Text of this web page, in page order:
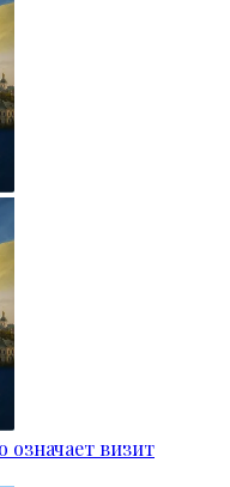
означает визит